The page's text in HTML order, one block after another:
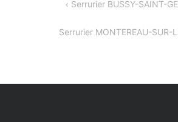
NAVIGATION
L’ARTICLE
Serrurier BUSSY-SAINT-
Serrurier MONTEREAU-SUR-